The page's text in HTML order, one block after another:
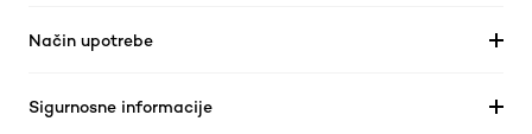
Način upotrebe
Sigurnosne informacije